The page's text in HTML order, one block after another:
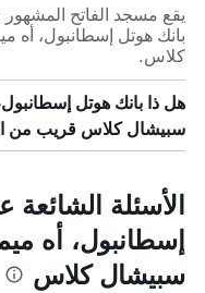
بانك هوتل إسطانبول، أه
كلاس.
هل ذا بانك هوتل
سبيشال كلاس قريب من
الأسئلة
إسطانبول، أه
سبيشال كلاس